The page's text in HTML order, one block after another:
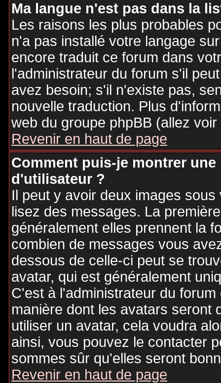
Ma langue n'est pas dans la
Les raisons les plus probables
n'a pas installé votre langage
encore traduit ce forum dans
l'administrateur du forum s'il
avez besoin; s'il n'existe pas,
nouvelle traduction. Plus
web du groupe phpBB (allez
Revenir en haut de page
Comment puis-je montrer
d'utilisateur ?
Il peut y avoir deux images
lisez des messages. La
généralement elles prennent la
combien de messages vous
dessous de celle-ci peut se
avatar, qui est généralement
C'est à l'administrateur du
manière dont les avatars seront
utiliser un avatar, cela voudra
ainsi, vous pouvez le contacter
sommes sûr qu'elles seront
Revenir en haut de page